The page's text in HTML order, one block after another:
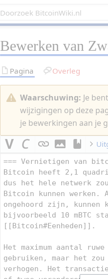
Bewerken van
Pagina Overleg
Waarschuwing: Je
wijzigingen op deze
je bewerkingen aan je